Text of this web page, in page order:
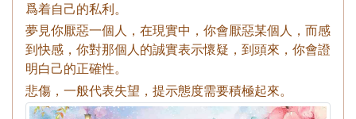
爲着自己的私利。
夢見你厭惡一個人，在現實中，你會厭惡某個人，而感
到快感，你對那個人的誠實表示懷疑，到頭來，你會證
明白己的正確性。
悲傷，一般代表失望，提示態度需要積極起來。